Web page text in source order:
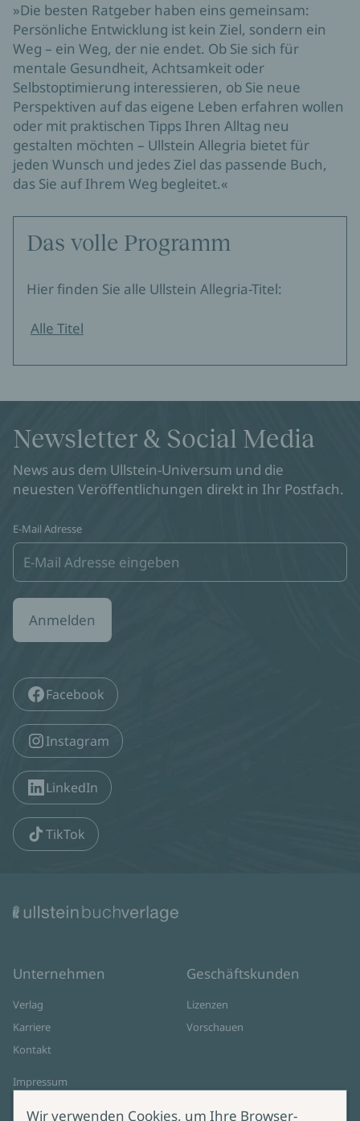
»Die besten Ratgeber haben eins gemeinsam:
Persönliche Entwicklung ist kein Ziel, sondern ein
Weg – ein Weg, der nie endet. Ob Sie sich für
mentale Gesundheit, Achtsamkeit oder
Selbstoptimierung interessieren, ob Sie neue
Perspektiven auf das eigene Leben erfahren wollen
oder mit praktischen Tipps Ihren Alltag neu
gestalten möchten – Ullstein Allegria bietet für
jeden Wunsch und jedes Ziel das passende Buch,
das Sie auf Ihrem Weg begleitet.«
Das volle Programm
Hier finden Sie alle Ullstein Allegria-Titel:
Alle Titel
Newsletter & Social Media
News aus dem Ullstein-Universum und die
neuesten Veröffentlichungen direkt in Ihr Postfach.
E-Mail Adresse
Anmelden
Facebook
Instagram
LinkedIn
TikTok
Unternehmen
Verlag
Karriere
Kontakt
Impressum
Geschäftskunden
Lizenzen
Vorschauen
Wir verwenden Cookies, um Ihre Browser-